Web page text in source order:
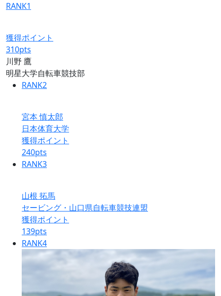
RANK1
獲得ポイント
310pts
川野 鷹
明星大学自転車競技部
RANK2
宮本 慎太郎
日本体育大学
獲得ポイント
240pts
RANK3
山根 拓馬
セービング・山口県自転車競技連盟
獲得ポイント
139pts
RANK4